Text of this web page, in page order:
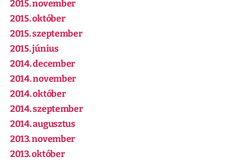
2015. november
2015. október
2015. szeptember
2015. június
2014. december
2014. november
2014. október
2014. szeptember
2014. augusztus
2013. november
2013. október